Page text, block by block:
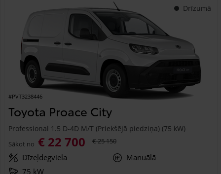
Drīzumā
#PVT3238446
Toyota Proace City
Professional 1.5 D-4D M/T (Priekšējā piedziņa) (75 kW)
Sākot no € 22 700 € 25 150
Dīzeļdegviela
Manuālā
75 kW